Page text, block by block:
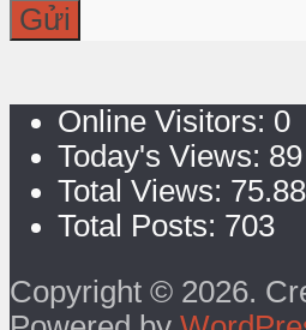
Online Visitors: 0
Today's Views: 89
Total Views:
Total Posts: 703
Copyright © 2026.